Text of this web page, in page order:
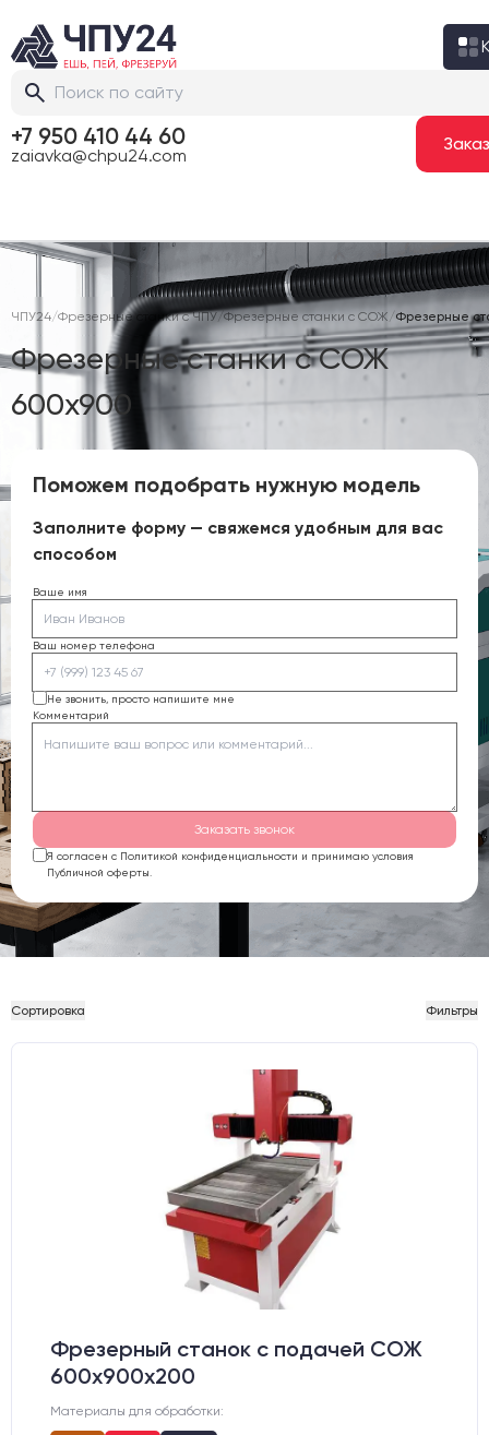
+7 950 410 44 60
zaiavka@chpu24.com
ЧПУ24/Фрезерные станки с ЧПУ/Фрезерные станки с СОЖ/Фрезерные
Фрезерные станки с СОЖ
600х900
Поможем подобрать нужную модель
Заполните форму — свяжемся удобным для вас
способом
Ваше имя
Ваш номер телефона
Не звонить, просто напишите мне
Комментарий
Заказать звонок
Я согласен с Политикой конфиденциальности и принимаю условия
Публичной оферты.
Сортировка Фильтры
Фрезерный станок с подачей СОЖ
600х900х200
Материалы для обработки: